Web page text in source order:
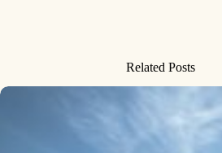
Related Posts